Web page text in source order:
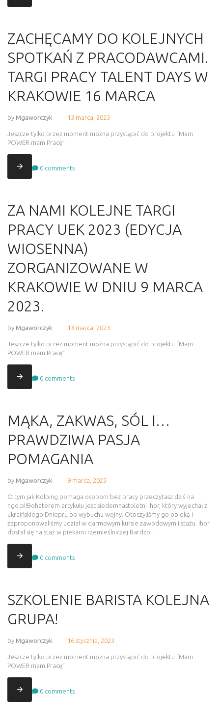
ZACHĘCAMY DO KOLEJNYCH
SPOTKAŃ Z PRACODAWCAMI.
TARGI PRACY TALENT DAYS W
KRAKOWIE 16 MARCA
by Mgaworczyk 13 marca, 2023
Jeszcze tylko przez moment można przystąpić do projektu “Mam
POWER mam Pracę”
0 comments
ZA NAMI KOLEJNE TARGI
PRACY UEK 2023 (EDYCJA
WIOSENNA)
ZORGANIZOWANE W
KRAKOWIE W DNIU 9 MARCA
2023.
by Mgaworczyk 13 marca, 2023
Jeszcze tylko przez moment można przystąpić do projektu “Mam
POWER mam Pracę”
0 comments
MĄKA, ZAKWAS, SÓL I…
PRAWDZIWA PASJA
POMAGANIA
by Mgaworczyk 9 marca, 2023
O tym jak Kolping pomaga osobom bez pracy przeczytasz dziś na
ngo.pl!Bohaterem artykułu jest siedemnastoletni Ihor, który wyjechał z
ukraińskiego Dniepru po wybuchu wojny. Otoczyliśmy go opieką i
zaproponowaliśmy udział w darmowym kursie zawodowym i stażu. Ihor
dostał się na staż w piekarni rzemieślniczej Bardzo…
0 comments
SZKOLENIE BARISTA KOLEJNA
GRUPA!
by Mgaworczyk 16 stycznia, 2023
Jeszcze tylko przez moment można przystąpić do projektu “Mam
POWER mam Pracę”
0 comments